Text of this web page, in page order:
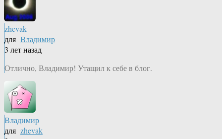
zhevak
для Владимир
3 лет назад
Отлично, Владимир! Утащил к себе в блог.
Владимир
для zhevak